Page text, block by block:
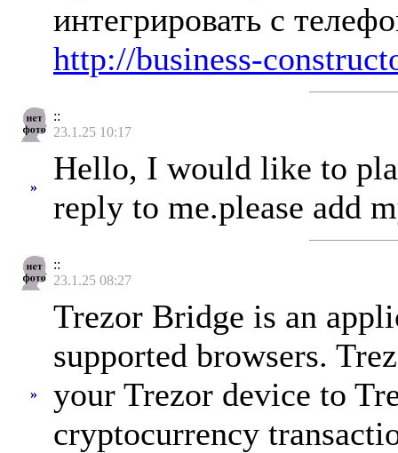
интегрировать с
http://business-
::
23.1.25 10:17
»
Hello, I would like to
reply to me.please add
::
23.1.25 08:27
»
Trezor Bridge is an
supported browsers.
your Trezor device to
cryptocurrency